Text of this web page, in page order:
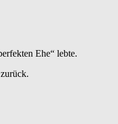
Ehe“ lebte.